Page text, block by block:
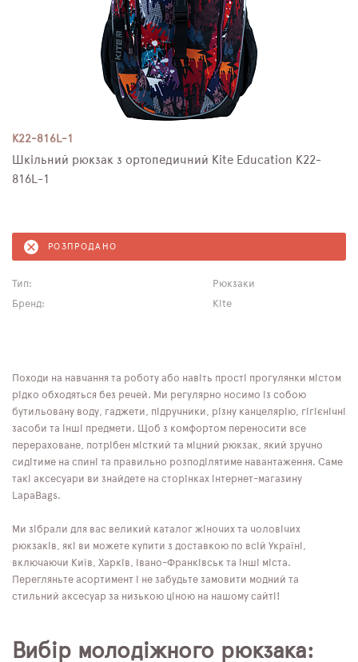
K22-816L-1
Шкільний рюкзак з ортопедичний Kite Education K22-
816L-1
РОЗПРОДАНО
Тип:
Рюкзаки
Бренд:
Kite
Походи на навчання та роботу або навіть прості прогулянки містом
рідко обходяться без речей. Ми регулярно носимо із собою
бутильовану воду, гаджети, підручники, різну канцелярію, гігієнічні
засоби та інші предмети. Щоб з комфортом переносити все
перераховане, потрібен місткий та міцний рюкзак, який зручно
сидітиме на спині та правильно розподілятиме навантаження. Саме
такі аксесуари ви знайдете на сторінках інтернет-магазину
LapaBags.
Ми зібрали для вас великий каталог жіночих та чоловічих
рюкзаків, які ви можете купити з доставкою по всій Україні,
включаючи Київ, Харків, Івано-Франківськ та інші міста.
Перегляньте асортимент і не забудьте замовити модний та
стильний аксесуар за низькою ціною на нашому сайті!
Вибір молодіжного рюкзака: